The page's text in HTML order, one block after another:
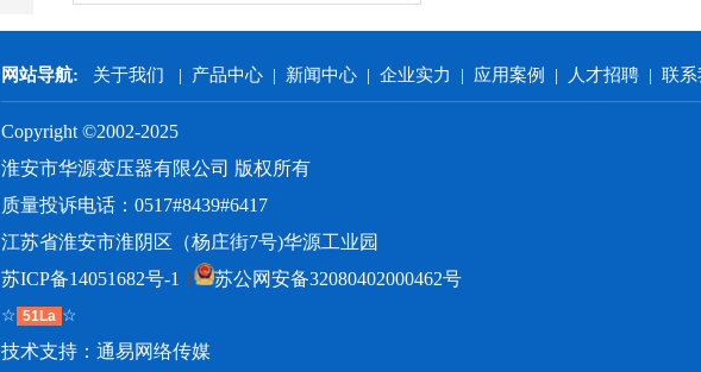
网站导航: 关于我们 | 产品中心 | 新闻中心 | 企业实力 | 应用案例 | 人才招聘 | 联
Copyright ©2002-2025
淮安市华源变压器有限公司 版权所有
质量投诉电话：0517#8439#6417
江苏省淮安市淮阴区（杨庄街7号)华源工业园
苏ICP备14051682号-1 1 苏公网安备32080402000462号
☆ 51La ☆
技术支持：通易网络传媒